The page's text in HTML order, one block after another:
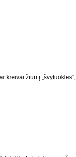
kreivai žiūri į